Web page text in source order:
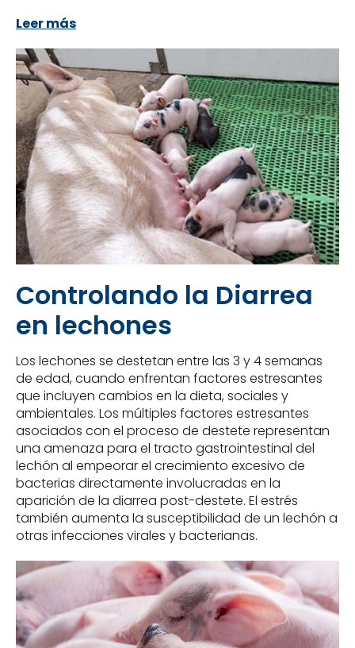
Leer más
Controlando la Diarrea
en lechones
Los lechones se destetan entre las 3 y 4 semanas
de edad, cuando enfrentan factores estresantes
que incluyen cambios en la dieta, sociales y
ambientales. Los múltiples factores estresantes
asociados con el proceso de destete representan
una amenaza para el tracto gastrointestinal del
lechón al empeorar el crecimiento excesivo de
bacterias directamente involucradas en la
aparición de la diarrea post-destete. El estrés
también aumenta la susceptibilidad de un lechón a
otras infecciones virales y bacterianas.